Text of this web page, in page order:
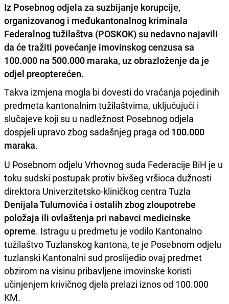
Iz Posebnog odjela za suzbijanje korupcije,
organizovanog i međukantonalnog kriminala
Federalnog tužilaštva (POSKOK) su nedavno najavili
da će tražiti povećanje imovinskog cenzusa sa
100.000 na 500.000 maraka, uz obrazloženje da je
odjel preopterećen.
Takva izmjena mogla bi dovesti do vraćanja pojedinih
predmeta kantonalnim tužilaštvima, uključujući i
slučajeve koji su u nadležnost Posebnog odjela
dospjeli upravo zbog sadašnjeg praga od 100.000
maraka.
U Posebnom odjelu Vrhovnog suda Federacije BiH je u
toku sudski postupak protiv bivšeg vršioca dužnosti
direktora Univerzitetsko-kliničkog centra Tuzla
Denijala Tulumovića i ostalih zbog zloupotrebe
položaja ili ovlaštenja pri nabavci medicinske
opreme. Istragu u predmetu je vodilo Kantonalno
tužilaštvo Tuzlanskog kantona, te je Posebnom odjelu
tuzlanski Kantonalni sud proslijedio ovaj predmet
obzirom na visinu pribavljene imovinske koristi
učinjenjem krivičnog djela prelazi iznos od 100.000
KM.